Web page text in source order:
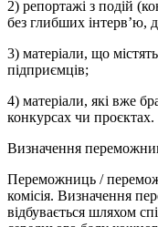
2) репортажі з подій
без глибших інтерв’ю,
3) матеріали, що
підприємців;
4) матеріали, які вже
конкурсах чи проєктах.
Визначення
Переможниць /
комісія. Визначення
відбувається шляхом